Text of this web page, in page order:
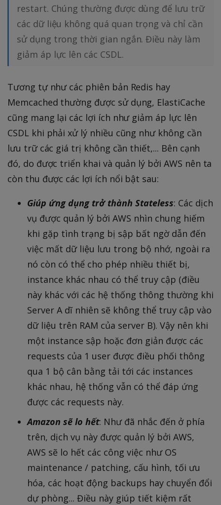
restart. Chúng thường được dùng để lưu trữ
các dữ liệu không quá quan trọng và chỉ cần
sử dụng trong thời gian ngắn. Điều này làm
giảm áp lực lên các CSDL.
Tương tự như các phiên bản Redis hay
Memcached thường được sử dụng, ElastiCache
cũng mang lại các lợi ích như giảm áp lực lên
CSDL khi phải xử lý nhiều cũng như không cần
lưu trữ các giá trị không cần thiết,... Bên cạnh
đó, do được triển khai và quản lý bởi AWS nên ta
còn thu được các lợi ích nổi bật sau:
Giúp ứng dụng trở thành Stateless: Các dịch
vụ được quản lý bởi AWS nhìn chung hiếm
khi gặp tình trạng bị sập bất ngờ dẫn đến
việc mất dữ liệu lưu trong bộ nhớ, ngoài ra
nó còn có thể cho phép nhiều thiết bị,
instance khác nhau có thể truy cập (điều
này khác với các hệ thống thông thường khi
Server A dĩ nhiên sẽ không thể truy cập vào
dữ liệu trên RAM của server B). Vậy nên khi
một instance sập hoặc đơn giản được các
requests của 1 user được điều phối thông
qua 1 bộ cân bằng tải tới các instances
khác nhau, hệ thống vẫn có thể đáp ứng
được các requests này.
Amazon sẽ lo hết: Như đã nhắc đến ở phía
trên, dịch vụ này được quản lý bởi AWS,
AWS sẽ lo hết các công việc như OS
maintenance / patching, cấu hình, tối ưu
hóa, các hoạt động backups hay chuyển đổi
dự phòng... Điều này giúp tiết kiệm rất